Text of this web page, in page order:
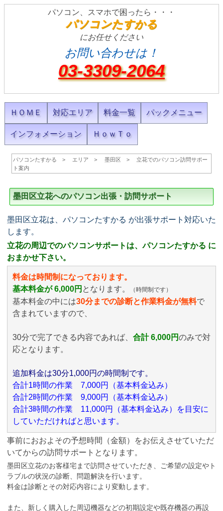
パソコン、スマホで困ったら・・・
パソコンたすかる
にお任せください
お問い合わせは！
03-3309-2064
ＨＯＭＥ 対応エリア 料金一覧 パックメニュー
インフォメーション ＨｏｗＴｏ
パソコンたすかる エリア 墨田区
立花でのパソコン訪問サポー
ト案内
墨田区立花へのパソコン出張・訪問サポート
墨田区立花は、パソコンたすかる が出張サポート対応いた
します。
立花の周辺でのパソコンサポートは、パソコンたすかる に
おまかせ下さい。
料金は時間制になっております。
基本料金が 6,000円 となります。 （時間制です）
基本料金の中には30分までの診断と作業料金が無料で
含まれていますので、
30分で完了できる内容であれば、 合計 6,000円のみで対
応となります。
追加料金は30分1,000円の時間制です。
合計1時間の作業 7,000円（基本料金込み）
合計2時間の作業 9,000円（基本料金込み）
合計3時間の作業 11,000円（基本料金込み）を目安に
していただければと思います。
事前におおよその予想時間（金額）をお伝えさせていただ
いてからの訪問サポートとなります。
墨田区立花のお客様宅まで訪問させていただき、ご希望の設定やト
ラブルの状況の診断、問題解決を行います。
料金は診断とその対応内容により変動します。
また、新しく購入した周辺機器などの初期設定や既存機器の再設